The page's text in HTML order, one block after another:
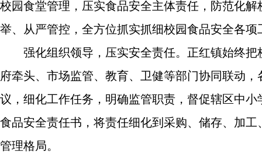
校园食堂管理，压实食品安全主体责任，防范化
举、从严管控，全方位抓实抓细校园食品安全各
强化组织领导，压实安全责任。正红镇始终
府牵头、市场监管、教育、卫健等部门协同联动
议，细化工作任务，明确监管职责，督促辖区中
食品安全责任书，将责任细化到采购、储存、加
管理格局。